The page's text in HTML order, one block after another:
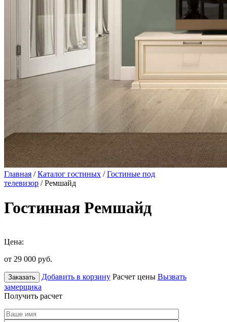
Главная /Каталог гостиных /Гостиные под
телевизор / Ремшайд
Гостинная Ремшайд
Цена:
от 29 000 руб.
Заказать Добавить в корзину Расчет цены Вызвать
замерщика
Получить расчет